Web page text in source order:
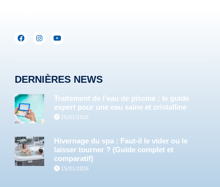
DERNIÈRES NEWS
Traitement de l’eau de piscine : le guide
expert pour une eau saine et cristalline
26/01/2026
Hivernage du spa : Faut-il le vider ou le
laisser tourner ? (Guide complet et
comparatif)
15/01/2026